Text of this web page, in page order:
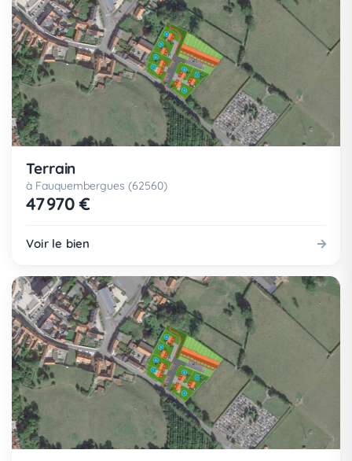
Terrain
à Fauquembergues (62560)
47 970 €
Voir le bien